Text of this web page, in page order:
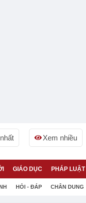
Xem nhiều
GIÁO DỤC PHÁP LUẬT
HỎI - ĐÁP CHÂN DUNG